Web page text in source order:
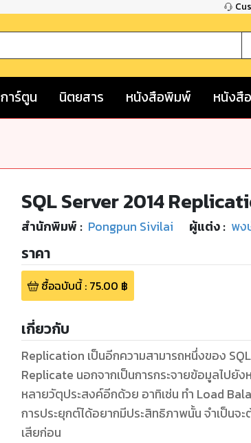
การ์ตูน นิตยสาร หนังสือพิมพ์ หนังสื
SQL Server 2014
สำนักพิมพ์ : Pongpun Sivilai ผู้แต่ง : พง
ราคา
ซื้อฉบับนี้: 75.00 ฿
เกี่ยวกับ
Replication เป็นอีกความสามารถหนึ่งของ
Replicate นอกจากเป็นการกระจายข้อมูลไปยั
หลายวัตุประสงค์อีกด้วย อาทิเช่น ทำ Load
การประยุกต์ได้อยากมีประสิทธิภาพนั้น จำเป็นจ
เสียก่อน